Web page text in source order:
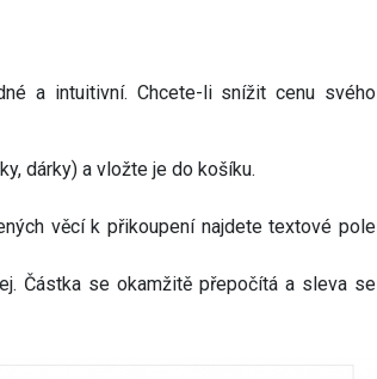
a intuitivní. Chcete-li snížit cenu svého
dárky) a vložte je do košíku.
věcí k přikoupení najdete textové pole
Částka se okamžitě přepočítá a sleva se